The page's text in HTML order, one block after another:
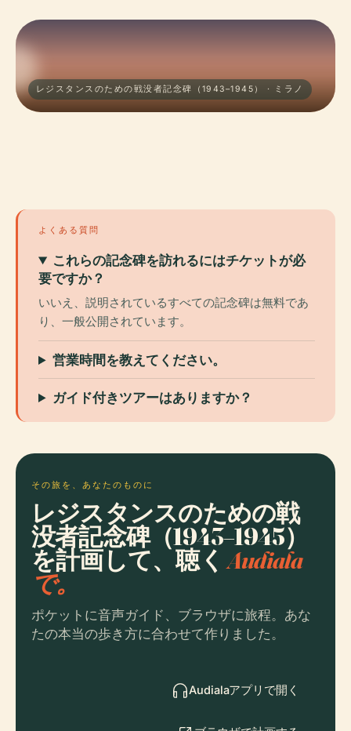
レジスタンスのための戦没者記念碑（1943–1945） · ミラノ
よくある質問
これらの記念碑を訪れるにはチケットが必
要ですか？
いいえ、説明されているすべての記念碑は無料であ
り、一般公開されています。
営業時間を教えてください。
ガイド付きツアーはありますか？
その旅を、あなたのものに
レジスタンスのための戦
没者記念碑（1943–1945）
を計画して、聴くAudiala
で。
ポケットに音声ガイド、ブラウザに旅程。あな
たの本当の歩き方に合わせて作りました。
Audialaアプリで開く